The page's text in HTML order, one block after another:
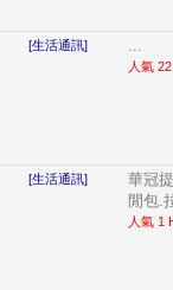
[生活通訊] ...
人氣
[生活通訊]
華冠
閒包.
人氣 1